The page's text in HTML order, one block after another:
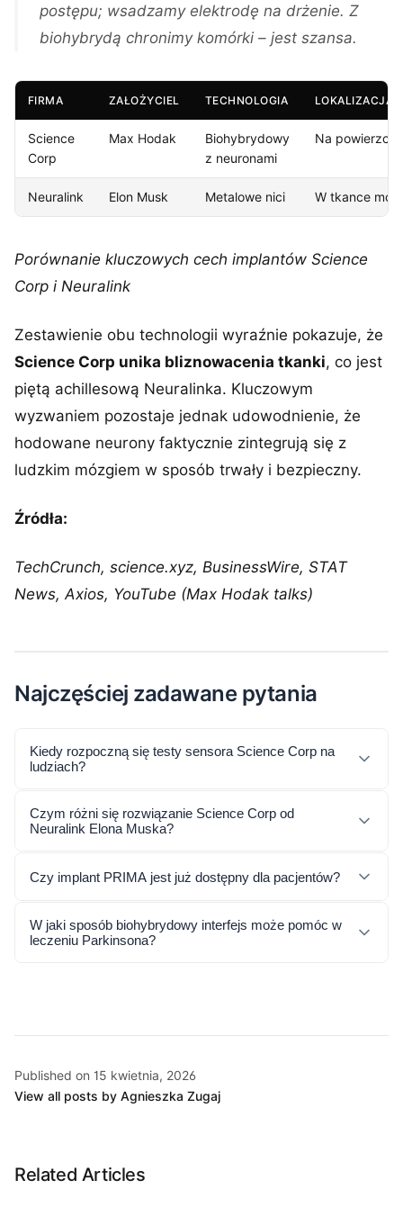
postępu; wsadzamy elektrodę na drżenie. Z
biohybrydą chronimy komórki – jest szansa.
FIRMA ZAŁOŻYCIEL TECHNOLOGIA LOKALIZACJA
Science
Corp
Max Hodak
Biohybrydowy
z neuronami
Na
Neuralink Elon Musk Metalowe nici W tkance
Porównanie kluczowych cech implantów Science
Corp i Neuralink
Zestawienie obu technologii wyraźnie pokazuje, że
Science Corp unika bliznowacenia tkanki, co jest
piętą achillesową Neuralinka. Kluczowym
wyzwaniem pozostaje jednak udowodnienie, że
hodowane neurony faktycznie zintegrują się z
ludzkim mózgiem w sposób trwały i bezpieczny.
Źródła:
TechCrunch, science.xyz, BusinessWire, STAT
News, Axios, YouTube (Max Hodak talks)
Najczęściej zadawane pytania
Kiedy rozpoczną się testy sensora Science Corp na
ludziach?
Czym różni się rozwiązanie Science Corp od
Neuralink Elona Muska?
Czy implant PRIMA jest już dostępny dla pacjentów?
W jaki sposób biohybrydowy interfejs może pomóc w
leczeniu Parkinsona?
Published on 15 kwietnia, 2026
View all posts by Agnieszka Zugaj
Related Articles